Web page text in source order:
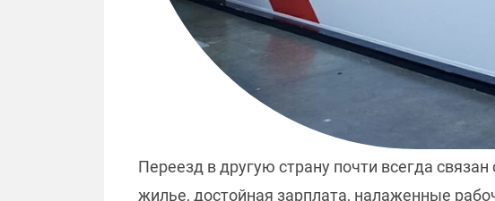
Переезд в другую страну почти всегда
жилье, достойная зарплата, налаженные